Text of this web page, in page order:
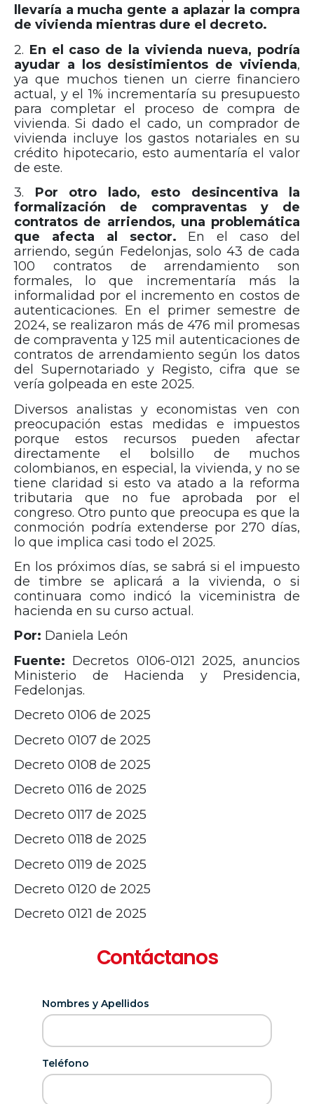
llevaría a mucha gente a aplazar la compra
de vivienda mientras dure el decreto.
2. En el caso de la vivienda nueva, podría
ayudar a los desistimientos de vivienda,
ya que muchos tienen un cierre financiero
actual, y el 1% incrementaría su presupuesto
para completar el proceso de compra de
vivienda. Si dado el cado, un comprador de
vivienda incluye los gastos notariales en su
crédito hipotecario, esto aumentaría el valor
de este.
3. Por otro lado, esto desincentiva la
formalización de compraventas y de
contratos de arriendos, una problemática
que afecta al sector. En el caso del
arriendo, según Fedelonjas, solo 43 de cada
100 contratos de arrendamiento son
formales, lo que incrementaría más la
informalidad por el incremento en costos de
autenticaciones. En el primer semestre de
2024, se realizaron más de 476 mil promesas
de compraventa y 125 mil autenticaciones de
contratos de arrendamiento según los datos
del Supernotariado y Registo, cifra que se
vería golpeada en este 2025.
Diversos analistas y economistas ven con
preocupación estas medidas e impuestos
porque estos recursos pueden afectar
directamente el bolsillo de muchos
colombianos, en especial, la vivienda, y no se
tiene claridad si esto va atado a la reforma
tributaria que no fue aprobada por el
congreso. Otro punto que preocupa es que la
conmoción podría extenderse por 270 días,
lo que implica casi todo el 2025.
En los próximos días, se sabrá si el impuesto
de timbre se aplicará a la vivienda, o si
continuara como indicó la viceministra de
hacienda en su curso actual.
Por: Daniela León
Fuente: Decretos 0106-0121 2025, anuncios
Ministerio de Hacienda y Presidencia,
Fedelonjas.
Decreto 0106 de 2025
Decreto 0107 de 2025
Decreto 0108 de 2025
Decreto 0116 de 2025
Decreto 0117 de 2025
Decreto 0118 de 2025
Decreto 0119 de 2025
Decreto 0120 de 2025
Decreto 0121 de 2025
Contáctanos
Nombres y Apellidos
Teléfono